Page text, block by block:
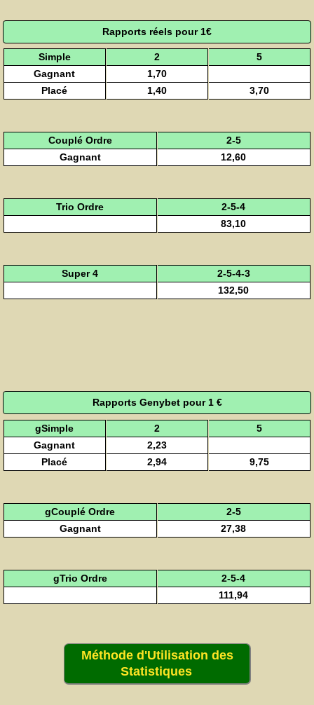
Rapports réels pour 1€
Simple 2
5
Gagnant
1,70
Placé
1,40 3,70
Couplé Ordre
2-5
Gagnant
12,60
Trio Ordre
2-5-4
83,10
Super 4
2-5-4-3
132,50
Rapports Genybet pour 1 €
gSimple 2
5
Gagnant
2,23
Placé
2,94 9,75
gCouplé Ordre
2-5
Gagnant
27,38
gTrio Ordre
2-5-4
111,94
Méthode d'Utilisation des
Statistiques